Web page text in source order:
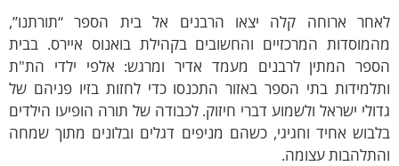
ארוחה קלה יצאו הרבנים אל בית הספר “תורתנו”,
המרכזיים והחשובים בקהילת בואנוס איירס. בבית
המתין לרבנים מעמד אדיר ומרגש: אלפי ילדי הת"ת
בתי הספר באזור התכנסו כדי לחזות בזיו פניהם של
ישראל ולשמוע דברי חיזוק. לכבודה של תורה הופיעו הילדים
אחיד וחגיגי, כשהם מניפים דגלים ובלונים מתוך שמחה
עצומה.